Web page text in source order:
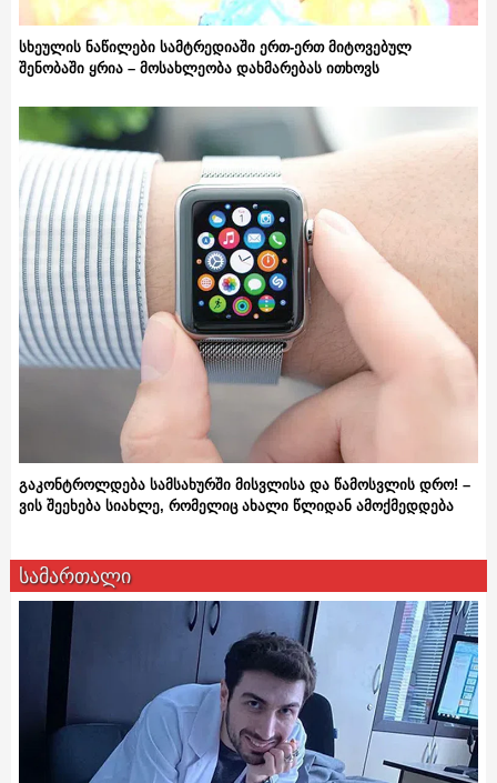
სხეულის ნაწილები სამტრედიაში ერთ-ერთ მიტოვებულ
შენობაში ყრია – მოსახლეობა დახმარებას ითხოვს
გაკონტროლდება სამსახურში მისვლისა და წამოსვლის დრო! –
ვის შეეხება სიახლე, რომელიც ახალი წლიდან ამოქმედდება
სამართალი